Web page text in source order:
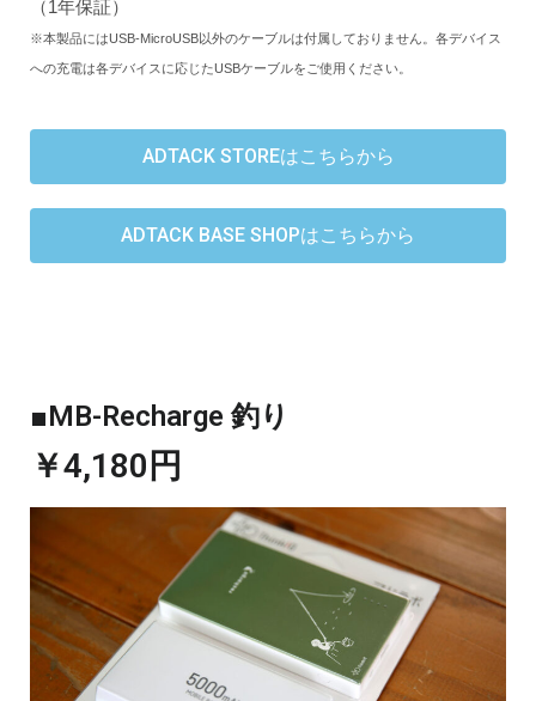
（1年保証）
※本製品にはUSB-MicroUSB以外のケーブルは付属しておりません。各デバイス
への充電は各デバイスに応じたUSBケーブルをご使用ください。
ADTACK STOREはこちらから
ADTACK BASE SHOPはこちらから
■MB-Recharge 釣り
￥4,180円